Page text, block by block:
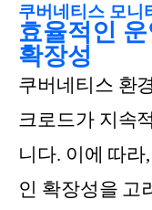
쿠버네티스 모
효율적인
확장성
쿠버네티스 환
크로드가 지속
니다. 이에 따
인 확장성을 고